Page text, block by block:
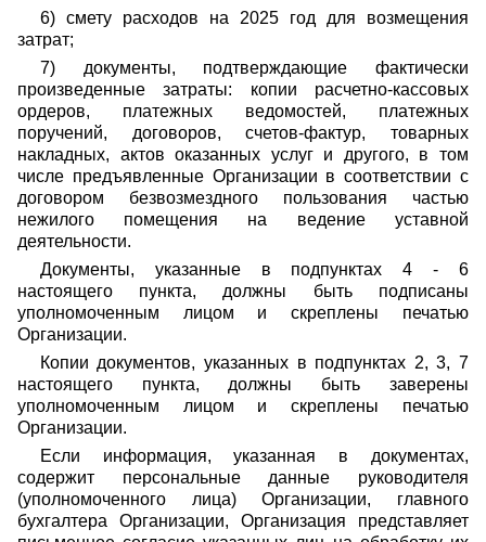
6) смету расходов на 2025 год для возмещения
затрат;
7) документы, подтверждающие фактически
произведенные затраты: копии расчетно-кассовых
ордеров, платежных ведомостей, платежных
поручений, договоров, счетов-фактур, товарных
накладных, актов оказанных услуг и другого, в том
числе предъявленные Организации в соответствии с
договором безвозмездного пользования частью
нежилого помещения на ведение уставной
деятельности.
Документы, указанные в подпунктах 4 - 6
настоящего пункта, должны быть подписаны
уполномоченным лицом и скреплены печатью
Организации.
Копии документов, указанных в подпунктах 2, 3, 7
настоящего пункта, должны быть заверены
уполномоченным лицом и скреплены печатью
Организации.
Если информация, указанная в документах,
содержит персональные данные руководителя
(уполномоченного лица) Организации, главного
бухгалтера Организации, Организация представляет